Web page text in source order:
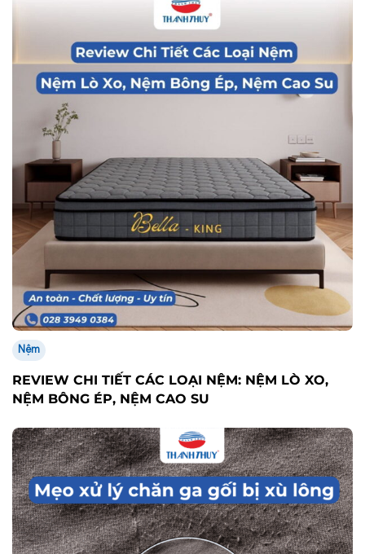
Nệm
REVIEW CHI TIẾT CÁC LOẠI NỆM: NỆM LÒ XO,
NỆM BÔNG ÉP, NỆM CAO SU